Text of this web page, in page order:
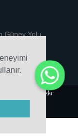
Güney Yolu,
Co., Ltd. Telif Hakkı